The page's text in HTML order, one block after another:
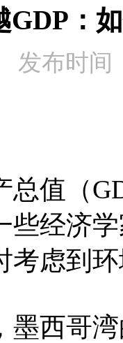
GDP：
发布时间
（
些经济
考虑到
西哥湾